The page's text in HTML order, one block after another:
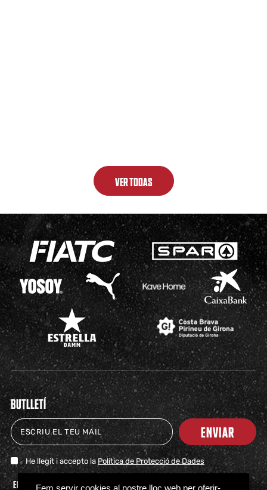
VER TODAS
BUTLLETÍ
ENVIAR
He llegit i accepto la Política de Protecció de Dades
ENTRADASTIENDACLUBHITOSPARTNERSACTUALIDADPRENSA